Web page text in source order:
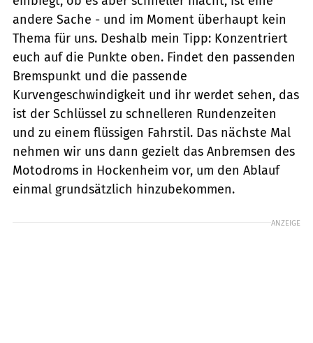
andere Sache - und im Moment überhaupt kein
Thema für uns. Deshalb mein Tipp: Konzentriert
euch auf die Punkte oben. Findet den passenden
Bremspunkt und die passende
Kurvengeschwindigkeit und ihr werdet sehen, das
ist der Schlüssel zu schnelleren Rundenzeiten
und zu einem flüssigen Fahrstil. Das nächste Mal
nehmen wir uns dann gezielt das Anbremsen des
Motodroms in Hockenheim vor, um den Ablauf
einmal grundsätzlich hinzubekommen.
ANZEIGE